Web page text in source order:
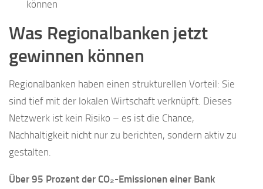
können
Was Regionalbanken jetzt
gewinnen können
Regionalbanken haben einen strukturellen Vorteil: Sie
sind tief mit der lokalen Wirtschaft verknüpft. Dieses
Netzwerk ist kein Risiko – es ist die Chance,
Nachhaltigkeit nicht nur zu berichten, sondern aktiv zu
gestalten.
Über 95 Prozent der CO₂-Emissionen einer Bank